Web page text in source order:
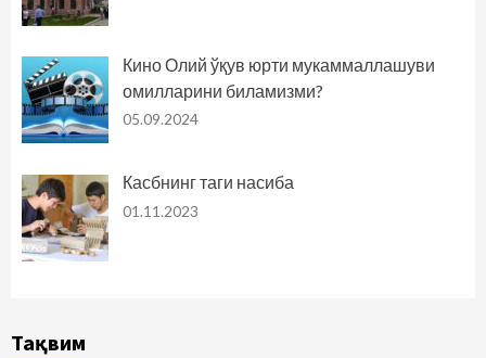
Кино Олий ўқув юрти мукаммаллашуви
омилларини биламизми?
05.09.2024
Касбнинг таги насиба
01.11.2023
Тақвим